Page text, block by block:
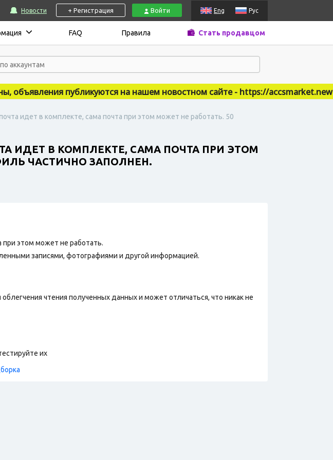
Новости + Регистрация Войти Eng Рус
FAQ Правила Стать продавцом
публикуются на нашем новостном сайте - https://accsmarket.news
идет в комплекте, сама почта при этом может не работать. 50
ИДЕТ В КОМПЛЕКТЕ, САМА ПОЧТА ПРИ ЭТОМ
ЧАСТИЧНО ЗАПОЛНЕН.
этом может не работать.
записями, фотографиями и другой информацией.
чтения полученных данных и может отличаться, что никак не
их